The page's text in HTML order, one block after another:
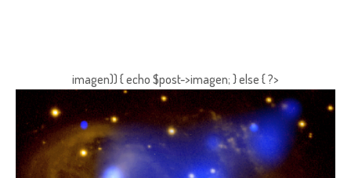
imagen)) { echo $post->imagen; } else { ?>